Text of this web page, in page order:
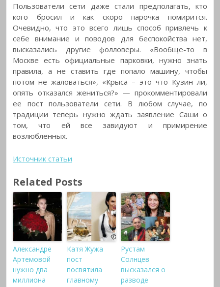
Пользователи сети даже стали предполагать, кто
кого бросил и как скоро парочка помирится.
Очевидно, что это всего лишь способ привлечь к
себе внимание и поводов для беспокойства нет,
высказались другие фолловеры. «Вообще-то в
Москве есть официальные парковки, нужно знать
правила, а не ставить где попало машину, чтобы
потом не жаловаться», «Крыса – это что Кузин ли,
опять отказался жениться?» — прокомментировали
ее пост пользователи сети. В любом случае, по
традиции теперь нужно ждать заявление Саши о
том, что ей все завидуют и примирение
возлюбленных.
Источник статьи
Related Posts
Александре
Артемовой
нужно два
миллиона
Катя Жужа
пост
посвятила
главному
Рустам
Солнцев
высказался о
разводе